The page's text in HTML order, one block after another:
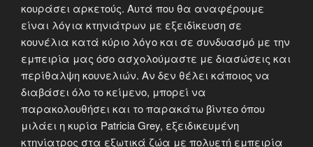
κουράσει αρκετούς. Αυτά που θα αναφέρουμε
είναι λόγια κτηνιάτρων με εξειδίκευση σε
κουνέλια κατά κύριο λόγο και σε συνδυασμό με την
εμπειρία μας όσο ασχολούμαστε με διασώσεις και
περίθαλψη κουνελιών. Αν δεν θέλει κάποιος να
διαβάσει όλο το κείμενο, μπορεί να
παρακολουθήσει και το παρακάτω βίντεο όπου
μιλάει η κυρία Patricia Grey, εξειδικευμένη
κτηνίατρος στα εξωτικά ζώα με πολυετή εμπειρία